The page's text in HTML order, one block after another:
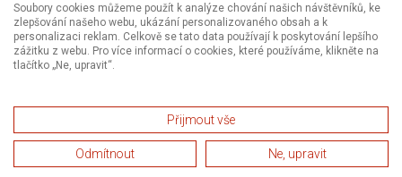
Soubory cookies můžeme použít k analýze chování našich návštěvníků, ke
zlepšování našeho webu, ukázání personalizovaného obsah a k
personalizaci reklam. Celkově se tato data používají k poskytování lepšího
zážitku z webu. Pro více informací o cookies, které používáme, klikněte na
tlačítko „Ne, upravit“.
Přijmout vše
Odmítnout Ne, upravit